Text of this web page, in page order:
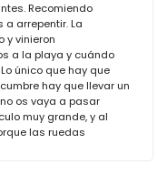
Recomiendo
arrepentir. La
y vinieron
a la playa y cuándo
único que hay que
hay que llevar un
os vaya a pasar
muy grande, y al
las ruedas